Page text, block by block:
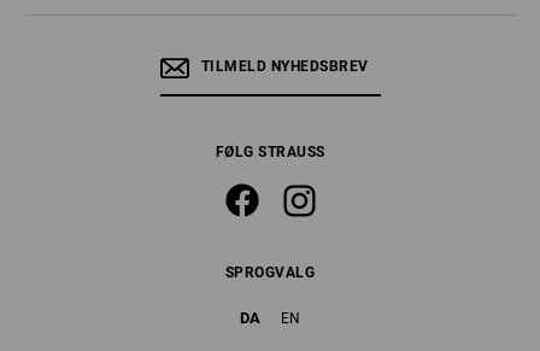
TILMELD NYHEDSBREV
FØLG STRAUSS
SPROGVALG
DA EN